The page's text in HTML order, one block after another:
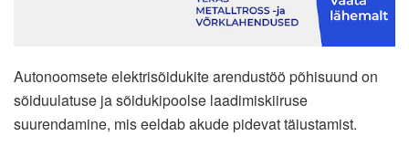
Autonoomsete elektrisõidukite arendustöö põhisuund on
sõidu­ulatuse ja sõidukipoolse laadimiskiiruse
suurendamine, mis eeldab akude pidevat täiustamist.